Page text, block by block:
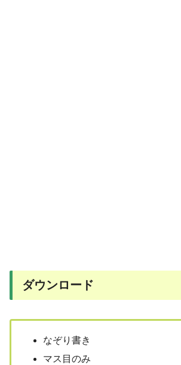
ダウンロード
なぞり書き
マス目のみ